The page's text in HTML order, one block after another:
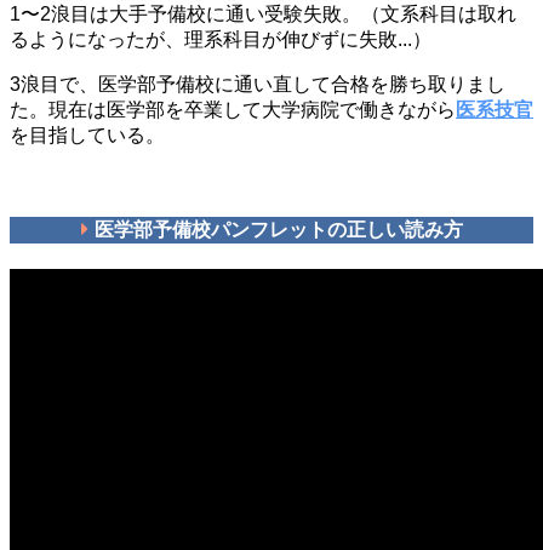
1〜2浪目は大手予備校に通い受験失敗。（文系科目は取れ
るようになったが、理系科目が伸びずに失敗...）
3浪目で、医学部予備校に通い直して合格を勝ち取りまし
た。現在は医学部を卒業して大学病院で働きながら 医系技官
を目指している。
医学部予備校パンフレットの正しい読み方